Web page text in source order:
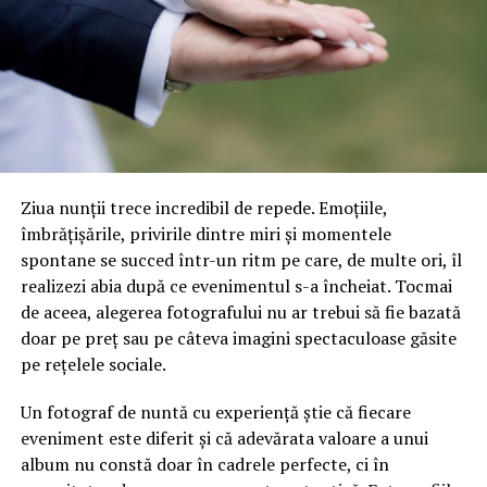
acolo unde majoritatea oamenilor aleg să renunțe.
Pentru că, la final, cel mai mare eșec nu este să pierzi.
Cel mai mare eșec este să nu ai curajul să încerci.”, a
declarat Bogdan Dumitrache înaintea participării la gala
din New York.
dumitrache-fondatorul-city-protect-invitat-special-la-
gala-40-under-40-din-new-york/
ARTICOLE PE ACEIASI TEMA:
BOGDAN DUMITRACHE
FONDATORUL ȘI CEO-UL CITY PROTECT GROUP
Ziua nunții trece incredibil de repede. Emoțiile,
îmbrățișările, privirile dintre miri și momentele
spontane se succed într-un ritm pe care, de multe ori, îl
realizezi abia după ce evenimentul s-a încheiat. Tocmai
de aceea, alegerea fotografului nu ar trebui să fie bazată
doar pe preț sau pe câteva imagini spectaculoase găsite
pe rețelele sociale.
Un fotograf de nuntă cu experiență știe că fiecare
eveniment este diferit și că adevărata valoare a unui
album nu constă doar în cadrele perfecte, ci în